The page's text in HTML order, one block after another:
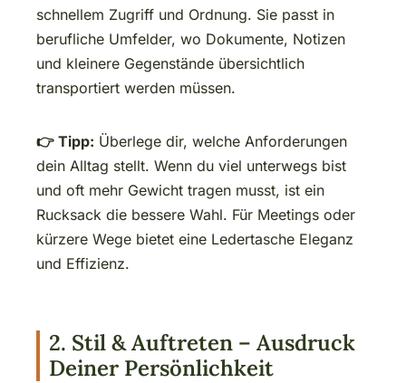
schnellem Zugriff und Ordnung. Sie passt in
berufliche Umfelder, wo Dokumente, Notizen
und kleinere Gegenstände übersichtlich
transportiert werden müssen.
👉 Tipp: Überlege dir, welche Anforderungen
dein Alltag stellt. Wenn du viel unterwegs bist
und oft mehr Gewicht tragen musst, ist ein
Rucksack die bessere Wahl. Für Meetings oder
kürzere Wege bietet eine Ledertasche Eleganz
und Effizienz.
2. Stil & Auftreten – Ausdruck
Deiner Persönlichkeit